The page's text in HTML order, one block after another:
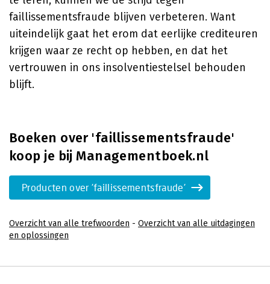
faillissementsfraude blijven verbeteren. Want
uiteindelijk gaat het erom dat eerlijke crediteuren
krijgen waar ze recht op hebben, en dat het
vertrouwen in ons insolventiestelsel behouden
blijft.
Boeken over 'faillissementsfraude'
koop je bij Managementboek.nl
Producten over 'faillissementsfraude'
Overzicht van alle trefwoorden - Overzicht van alle uitdagingen
en oplossingen